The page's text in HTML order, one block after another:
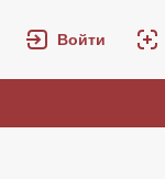
Войти